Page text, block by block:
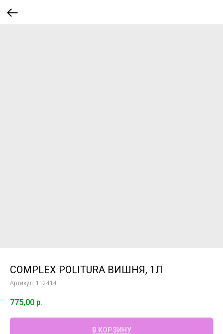
COMPLEX POLITURA ВИШНЯ, 1Л
Артикул: 112414
775,00 р.
В КОРЗИНУ